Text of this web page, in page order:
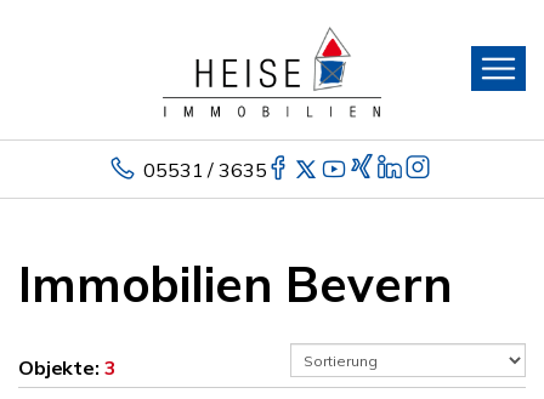
05531 / 3635
Immobilien Bevern
Objekte: 3